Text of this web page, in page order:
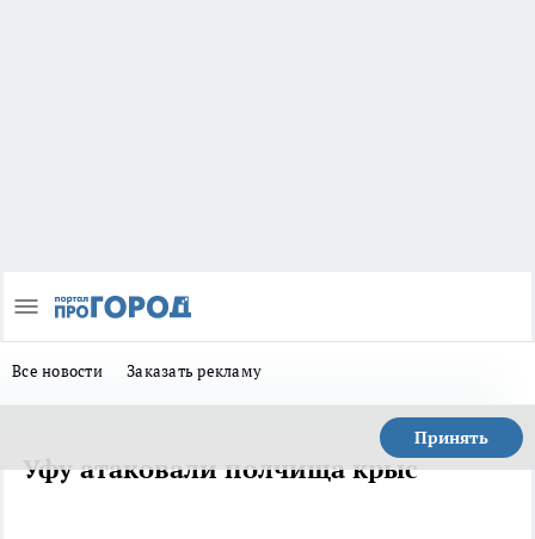
Все новости Заказать рекламу
Принять
Уфу атаковали полчища крыс